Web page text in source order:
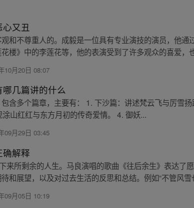
又丑
和不尊重人的。成毅是一位具有专业演技的演员，他
楼》中的李莲花等，他的表演受到了许多观众的喜爱，
10月20日 08:07
几篇讲的什么
包含多个篇章，主要有： 1. 下沙篇：讲述梵云飞与厉雪
山红红与东方月初的传奇爱情。 4. 御妖...
09月29日 03:45
确解释
来所剩余的人生。马良演唱的歌曲《往后余生》表达
和展望，以及对过去生活的反思和总结。例如“不管风雪
09月05日 10:19